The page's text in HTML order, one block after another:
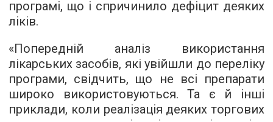
програмі, що і спричинило дефіцит деяких
ліків.
«Попередній аналіз використання
лікарських засобів, які увійшли до переліку
програми, свідчить, що не всі препарати
широко використовуються. Та є й інші
приклади, коли реалізація деяких торгових